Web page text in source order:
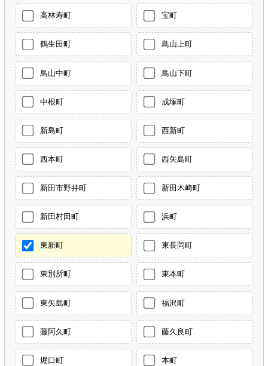
高林寿町 宝町
鶴生田町 鳥山上町
鳥山中町 鳥山下町
中根町 成塚町
新島町 西新町
西本町 西矢島町
新田市野井町 新田木崎町
新田村田町 浜町
東新町 東長岡町
東別所町 東本町
東矢島町 福沢町
藤阿久町 藤久良町
堀口町 本町